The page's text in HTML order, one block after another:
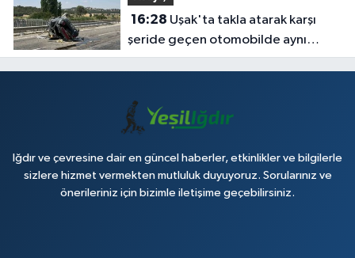
16:28
şeride geçen otomobilde aynı
aileden 4 kişi yaralandı
Iğdır ve çevresine dair en güncel haberler, etkinlikler ve bilgilerle
sizlere hizmet vermekten mutluluk duyuyoruz. Sorularınız ve
önerileriniz için bizimle iletişime geçebilirsiniz.